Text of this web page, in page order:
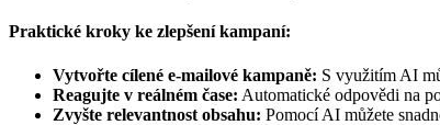
Praktické kroky ke zlepšení kampaní:
Vytvořte cílené e-mailové kampaně: S využitím AI
Reagujte v reálném čase: Automatické odpovědi na
Zvyšte relevantnost obsahu: Pomocí AI můžete